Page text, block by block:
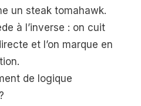
un steak tomahawk.
à l’inverse : on cuit
et l’on marque en
de logique